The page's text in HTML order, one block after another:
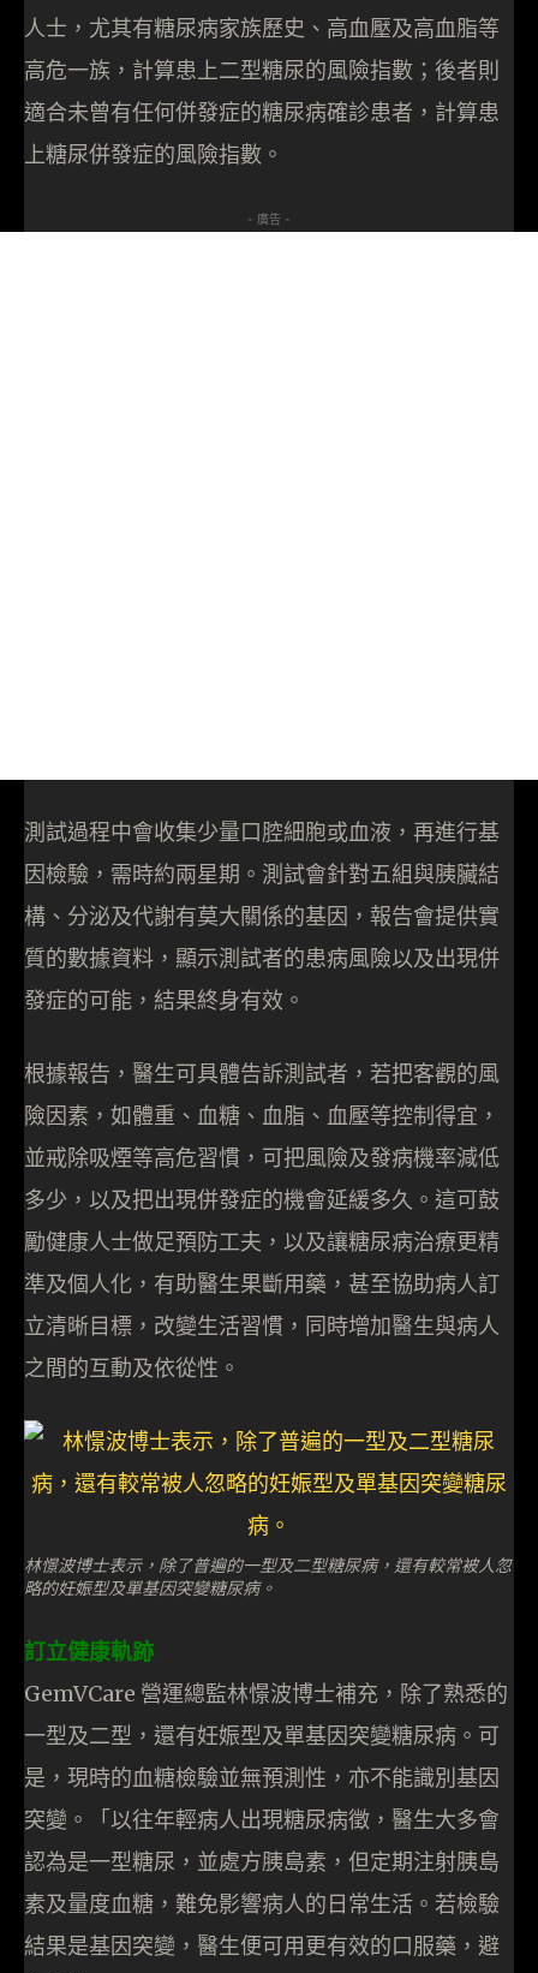
人士，尤其有糖尿病家族歷史、高血壓及高血脂等
高危一族，計算患上二型糖尿的風險指數；後者則
適合未曾有任何併發症的糖尿病確診患者，計算患
上糖尿併發症的風險指數。
- 廣告 -
測試過程中會收集少量口腔細胞或血液，再進行基
因檢驗，需時約兩星期。測試會針對五組與胰臟結
構、分泌及代謝有莫大關係的基因，報告會提供實
質的數據資料，顯示測試者的患病風險以及出現併
發症的可能，結果終身有效。
根據報告，醫生可具體告訴測試者，若把客觀的風
險因素，如體重、血糖、血脂、血壓等控制得宜，
並戒除吸煙等高危習慣，可把風險及發病機率減低
多少，以及把出現併發症的機會延緩多久。這可鼓
勵健康人士做足預防工夫，以及讓糖尿病治療更精
準及個人化，有助醫生果斷用藥，甚至協助病人訂
立清晰目標，改變生活習慣，同時增加醫生與病人
之間的互動及依從性。
林憬波博士表示，除了普遍的一型及二型糖尿病，還有較常被人忽
略的妊娠型及單基因突變糖尿病。
訂立健康軌跡
GemVCare 營運總監林憬波博士補充，除了熟悉的
一型及二型，還有妊娠型及單基因突變糖尿病。可
是，現時的血糖檢驗並無預測性，亦不能識別基因
突變。「以往年輕病人出現糖尿病徵，醫生大多會
認為是一型糖尿，並處方胰島素，但定期注射胰島
素及量度血糖，難免影響病人的日常生活。若檢驗
結果是基因突變，醫生便可用更有效的口服藥，避